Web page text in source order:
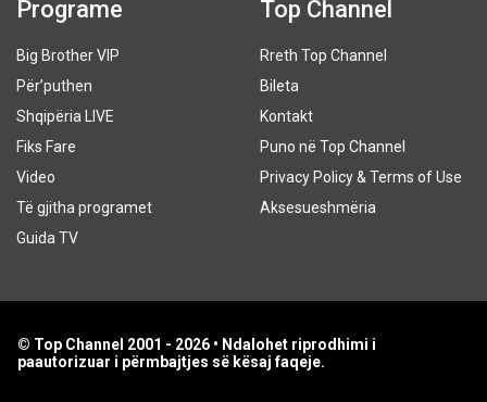
Programe
Big Brother VIP
Për’puthen
Shqipëria LIVE
Fiks Fare
Video
Të gjitha programet
Guida TV
Top Channel
Rreth Top Channel
Bileta
Kontakt
Puno në Top Channel
Privacy Policy & Terms of Use
Aksesueshmëria
© Top Channel 2001 - 2026 • Ndalohet riprodhimi i
paautorizuar i përmbajtjes së kësaj faqeje.